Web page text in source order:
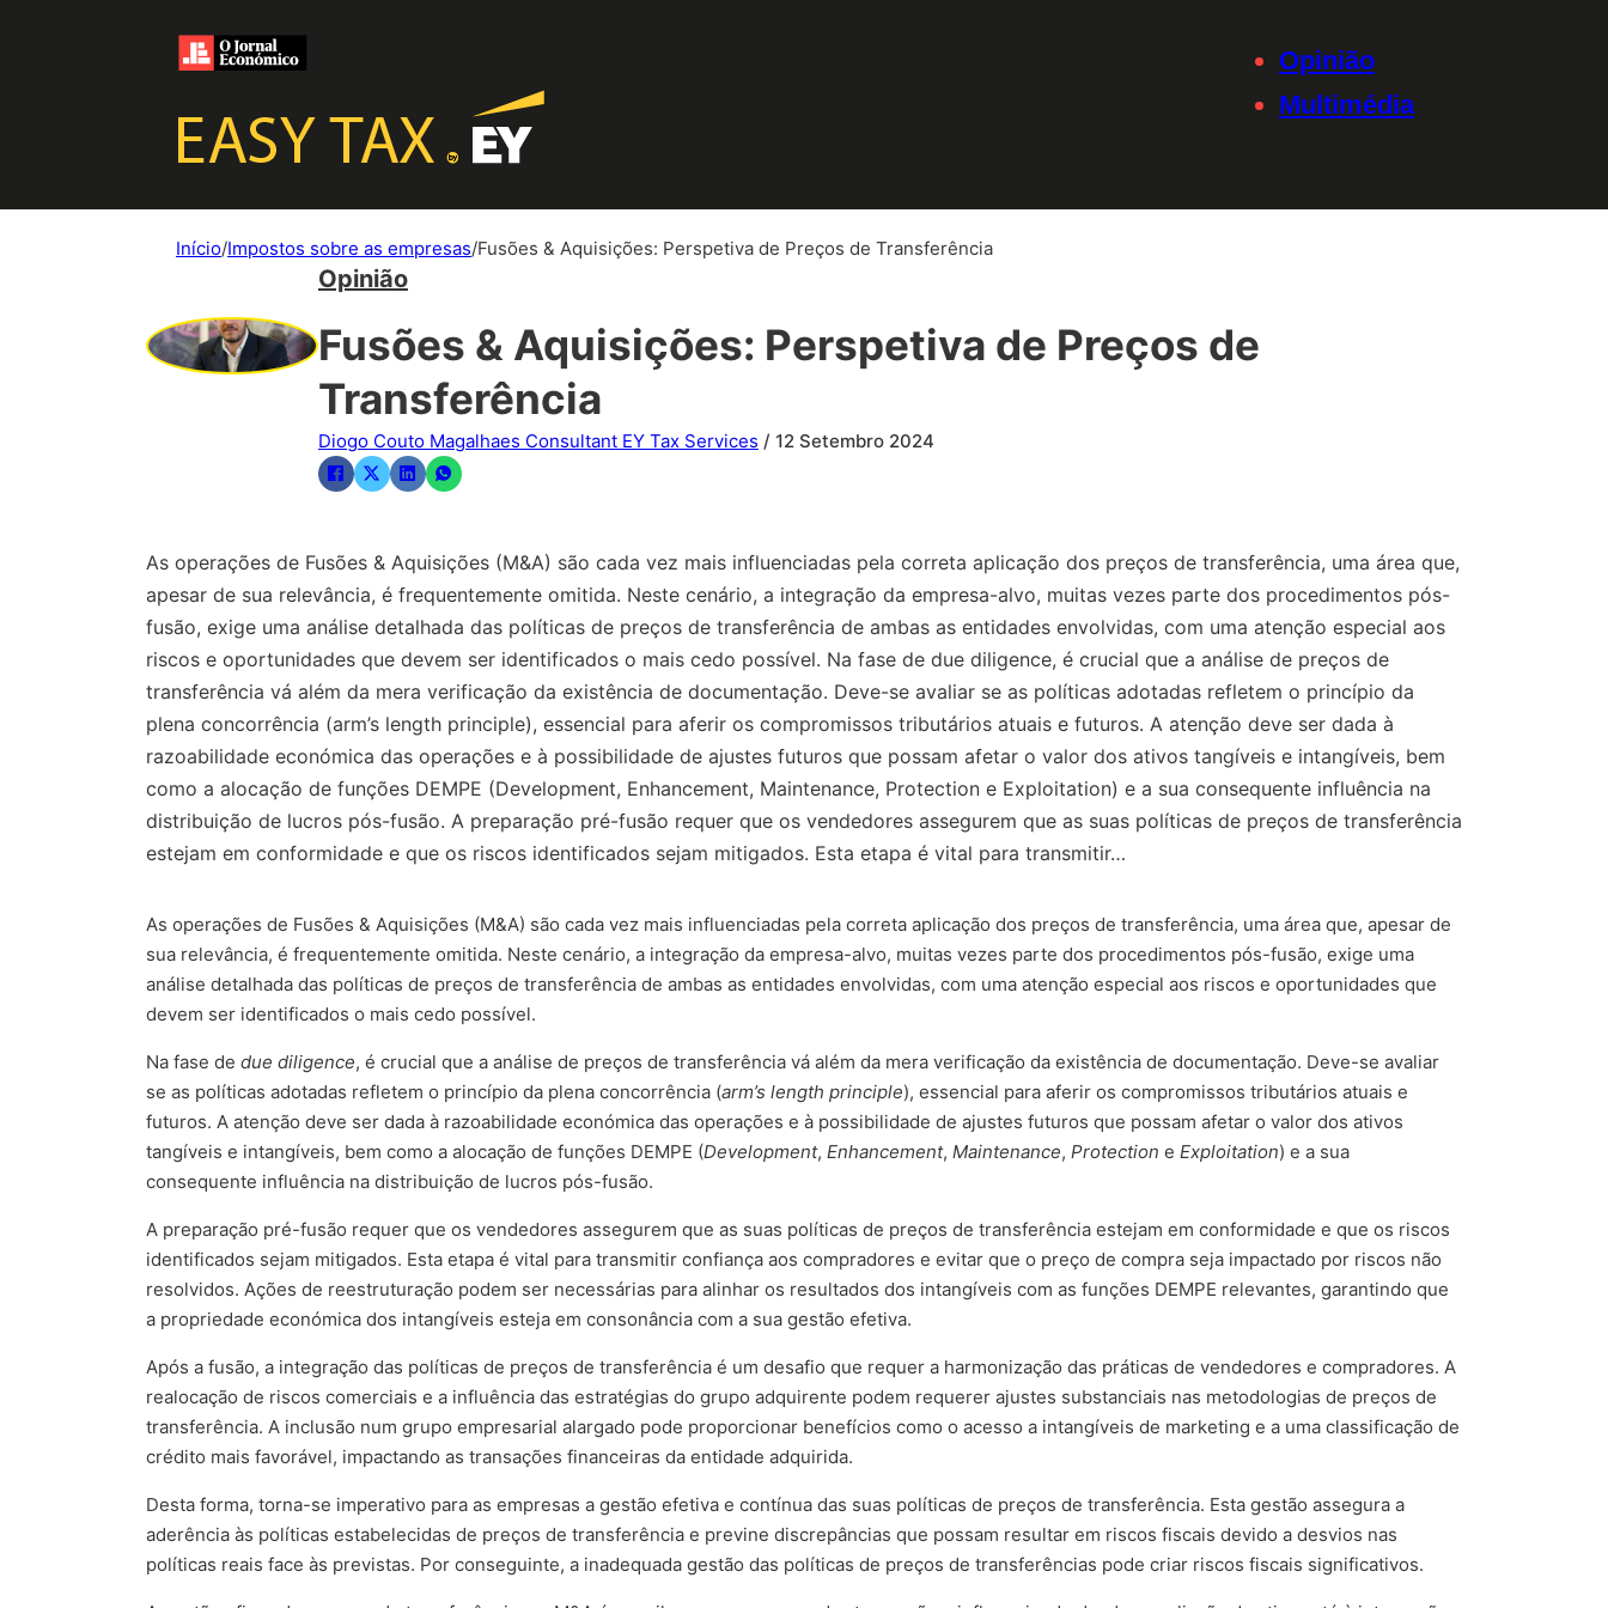
Opinião
Multimédia
Início/Impostos sobre as empresas/Fusões & Aquisições: Perspetiva de Preços de Transferência
Opinião
Fusões & Aquisições: Perspetiva de Preços de
Transferência
Diogo Couto Magalhaes Consultant EY Tax Services / 12 Setembro 2024
As operações de Fusões & Aquisições (M&A) são cada vez mais influenciadas pela correta aplicação dos preços de transferência, uma área que,
apesar de sua relevância, é frequentemente omitida. Neste cenário, a integração da empresa-alvo, muitas vezes parte dos procedimentos pós-
fusão, exige uma análise detalhada das políticas de preços de transferência de ambas as entidades envolvidas, com uma atenção especial aos
riscos e oportunidades que devem ser identificados o mais cedo possível. Na fase de due diligence, é crucial que a análise de preços de
transferência vá além da mera verificação da existência de documentação. Deve-se avaliar se as políticas adotadas refletem o princípio da
plena concorrência (arm’s length principle), essencial para aferir os compromissos tributários atuais e futuros. A atenção deve ser dada à
razoabilidade económica das operações e à possibilidade de ajustes futuros que possam afetar o valor dos ativos tangíveis e intangíveis, bem
como a alocação de funções DEMPE (Development, Enhancement, Maintenance, Protection e Exploitation) e a sua consequente influência na
distribuição de lucros pós-fusão. A preparação pré-fusão requer que os vendedores assegurem que as suas políticas de preços de transferência
estejam em conformidade e que os riscos identificados sejam mitigados. Esta etapa é vital para transmitir…
As operações de Fusões & Aquisições (M&A) são cada vez mais influenciadas pela correta aplicação dos preços de transferência, uma área que, apesar de
sua relevância, é frequentemente omitida. Neste cenário, a integração da empresa-alvo, muitas vezes parte dos procedimentos pós-fusão, exige uma
análise detalhada das políticas de preços de transferência de ambas as entidades envolvidas, com uma atenção especial aos riscos e oportunidades que
devem ser identificados o mais cedo possível.
Na fase de due diligence, é crucial que a análise de preços de transferência vá além da mera verificação da existência de documentação. Deve-se avaliar
se as políticas adotadas refletem o princípio da plena concorrência (arm’s length principle), essencial para aferir os compromissos tributários atuais e
futuros. A atenção deve ser dada à razoabilidade económica das operações e à possibilidade de ajustes futuros que possam afetar o valor dos ativos
tangíveis e intangíveis, bem como a alocação de funções DEMPE (Development, Enhancement, Maintenance, Protection e Exploitation) e a sua
consequente influência na distribuição de lucros pós-fusão.
A preparação pré-fusão requer que os vendedores assegurem que as suas políticas de preços de transferência estejam em conformidade e que os riscos
identificados sejam mitigados. Esta etapa é vital para transmitir confiança aos compradores e evitar que o preço de compra seja impactado por riscos não
resolvidos. Ações de reestruturação podem ser necessárias para alinhar os resultados dos intangíveis com as funções DEMPE relevantes, garantindo que
a propriedade económica dos intangíveis esteja em consonância com a sua gestão efetiva.
Após a fusão, a integração das políticas de preços de transferência é um desafio que requer a harmonização das práticas de vendedores e compradores. A
realocação de riscos comerciais e a influência das estratégias do grupo adquirente podem requerer ajustes substanciais nas metodologias de preços de
transferência. A inclusão num grupo empresarial alargado pode proporcionar benefícios como o acesso a intangíveis de marketing e a uma classificação de
crédito mais favorável, impactando as transações financeiras da entidade adquirida.
Desta forma, torna-se imperativo para as empresas a gestão efetiva e contínua das suas políticas de preços de transferência. Esta gestão assegura a
aderência às políticas estabelecidas de preços de transferência e previne discrepâncias que possam resultar em riscos fiscais devido a desvios nas
políticas reais face às previstas. Por conseguinte, a inadequada gestão das políticas de preços de transferências pode criar riscos fiscais significativos.